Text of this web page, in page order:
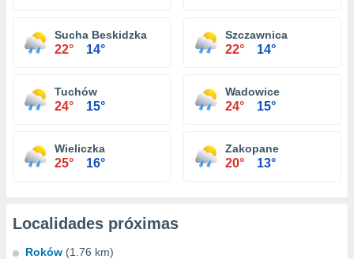
Sucha Beskidzka
22° 14°
Szczawnica
22° 14°
Tuchów
24° 15°
Wadowice
24° 15°
Wieliczka
25° 16°
Zakopane
20° 13°
Localidades próximas
Roków (1.76 km)